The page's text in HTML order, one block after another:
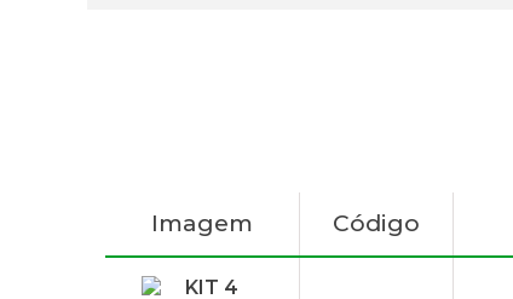
Imagem Código